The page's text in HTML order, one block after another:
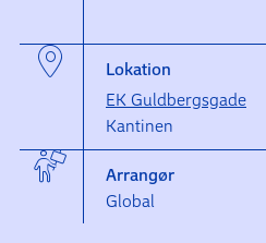
Lokation
EK Guldbergsgade
Kantinen
Arrangør
Global